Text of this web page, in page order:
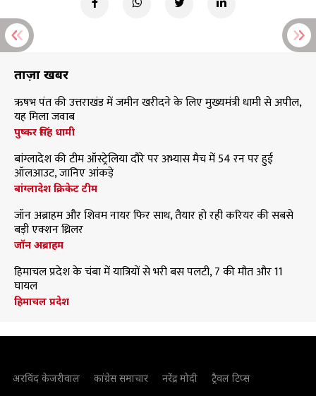
ताज़ा खबरें
ऋषभ पंत की उत्तराखंड में जमीन खरीदने के लिए मुख्यमंत्री धामी से अपील,
यह मिला जवाब
पुष्कर सिंह धामी
बांग्लादेश की टीम ऑस्ट्रेलिया दौरे पर अभ्यास मैच में 54 रन पर हुई
ऑलआउट, जानिए आंकड़े
बांग्लादेश क्रिकेट टीम
जॉन अब्राहम और शिवम नायर फिर साथ, तैयार हो रही करियर की सबसे
बड़ी एक्शन थ्रिलर
जॉन अब्राहम
हिमाचल प्रदेश के चंबा में यात्रियों से भरी बस पलटी, 7 की मौत और 11
घायल
हिमाचल प्रदेश
अरविंद केजरीवाल कांग्रेस समाचार नरेंद्र मोदी ट्रैवल टिप्स